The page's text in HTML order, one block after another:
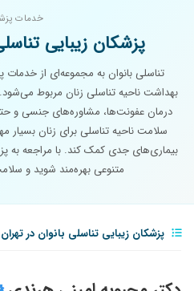
خدمات
پزشکان زیبایی
تناسلی بانوان به مجموعه‌ای از
بهداشت ناحیه تناسلی زنان مربوط
درمان عفونت‌ها، مشاوره‌های جنسی
سلامت ناحیه تناسلی برای زنان بسیار
بیماری‌های جدی کمک کند. با مراجعه
متنوعی بهره‌مند شوید و
پزشکان زیبایی تناسلی بانوان در تهران